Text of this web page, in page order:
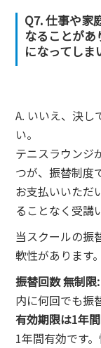
Q7. 仕事や家
なることが
になってしま
A. いいえ、決し
い。
テニスラウンジ
つが、振替制度
お支払いいただ
ることなく受講
当スクールの振
軟性があります。
振替回数 無制限:
内に何回でも振
有効期限は1年
1年間有効です